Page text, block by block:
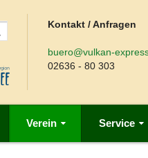
Kontakt / Anfragen
buero@vulkan-
02636 - 80 303
Verein Service